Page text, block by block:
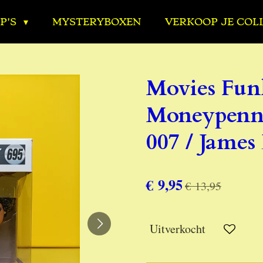
MYSTERYBOXEN VERKOOP JE
Movies
007 /
€ 9,95€ 13,95
Uitverkocht